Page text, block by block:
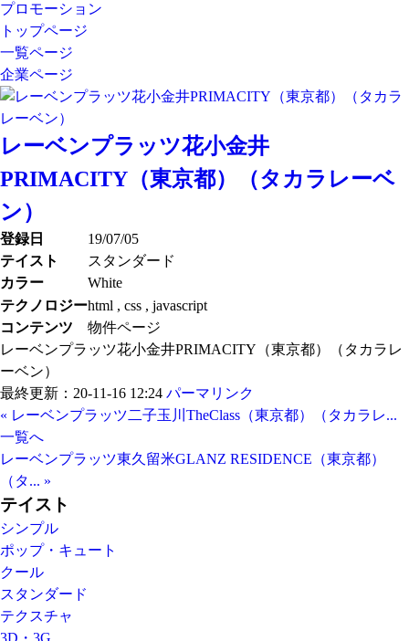
プロモーション
トップページ
一覧ページ
企業ページ
レーベンプラッツ花小金井
PRIMACITY（東京都）（タカラレーベ
ン）
登録日
19/07/05
テイスト
スタンダード
カラー
White
テクノロジーhtml , css , javascript
コンテンツ
物件ページ
レーベンプラッツ花小金井PRIMACITY（東京都）（タカラレ
ーベン）
最終更新：20-11-16 12:24 パーマリンク
« レーベンプラッツ二子玉川TheClass（東京都）（タカラレ...
一覧へ
レーベンプラッツ東久留米GLANZ RESIDENCE（東京都）
（タ... »
テイスト
シンプル
ポップ・キュート
クール
スタンダード
テクスチャ